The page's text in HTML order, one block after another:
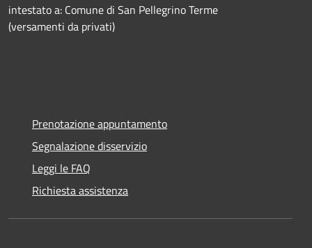
intestato a: Comune di San Pellegrino Terme
(versamenti da privati)
Prenotazione appuntamento
Segnalazione disservizio
Leggi le FAQ
Richiesta assistenza